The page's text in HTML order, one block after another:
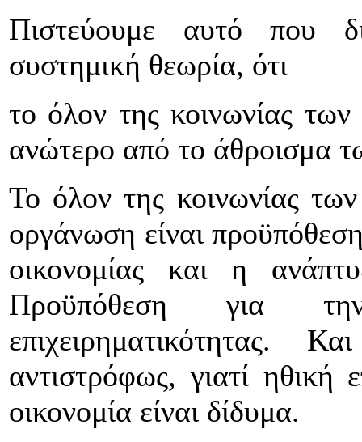
Πιστεύουμε αυτό που
συστημική θεωρία, ότι
το όλον της κοινωνίας των
ανώτερο από το άθροισμα
Το όλον της κοινωνίας
οργάνωση είναι
οικονομίας και η
Προϋπόθεση για
επιχειρηματικότητας.
αντιστρόφως, γιατί ηθική
οικονομία είναι δίδυμα.